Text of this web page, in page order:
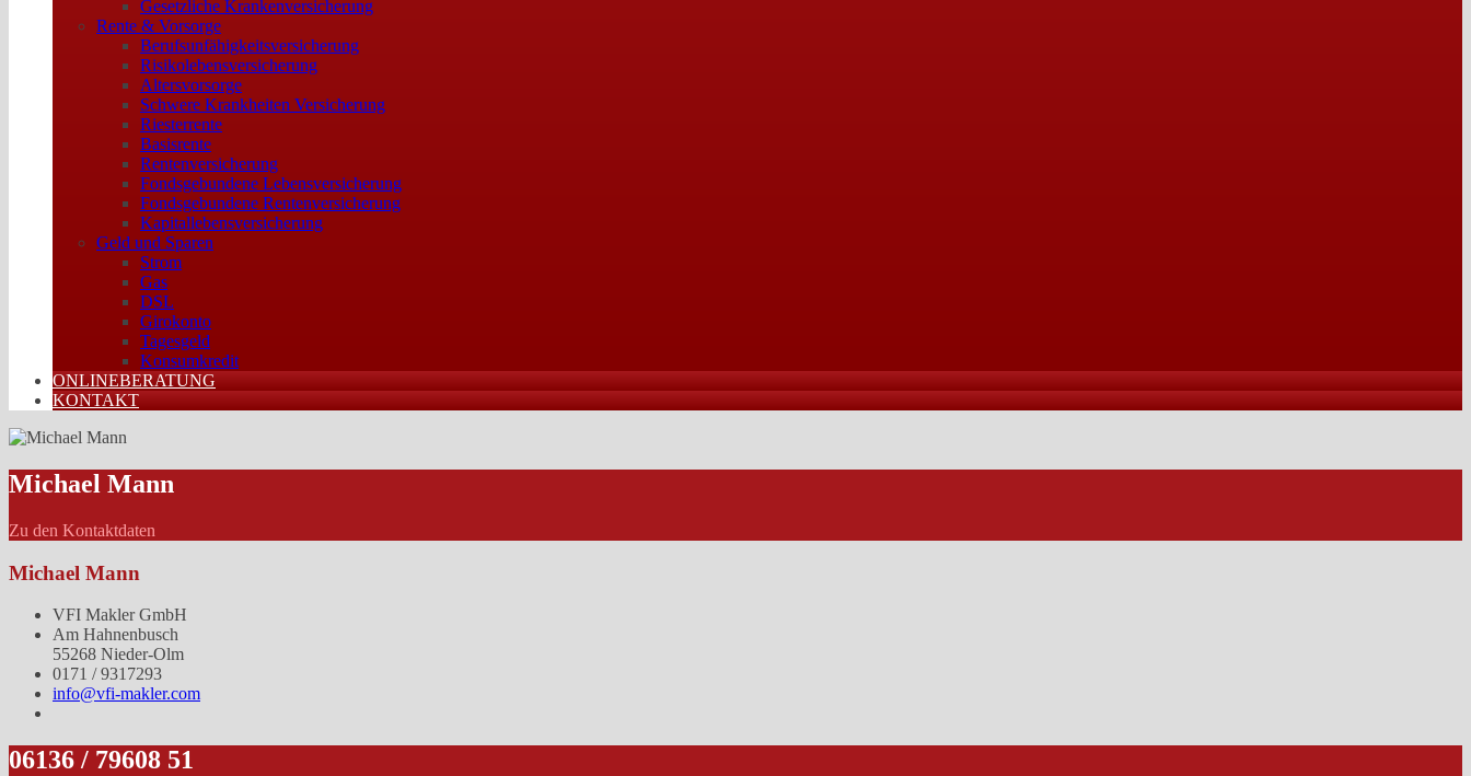
Gesetzliche Krankenversicherung
Rente & Vorsorge
Berufs­unfähigkeitsversicherung
Risikolebensversicherung
Altersvorsorge
Schwere Krankheiten Versicherung
Riesterrente
Basisrente
Rentenversicherung
Fondsgebundene Lebensversicherung
Fondsgebundene Rentenversicherung
Kapitallebensversicherung
Geld und Sparen
Strom
Gas
DSL
Girokonto
Tagesgeld
Konsumkredit
ONLINEBERATUNG
KONTAKT
Michael Mann
Zu den Kontaktdaten
Michael Mann
VFI Makler GmbH
Am Hahnenbusch
55268 Nieder-Olm
0171 / 9317293
info@vfi-makler.com
06136 / 79608 51